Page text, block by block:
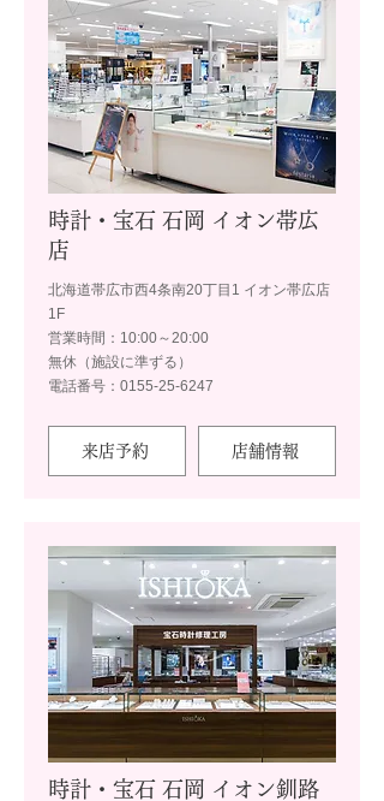
時計・宝石 石岡 イオン帯広
店
北海道帯広市西4条南20丁目1 イオン帯広店
1F
営業時間：10:00～20:00
無休（施設に準ずる）
電話番号：0155-25-6247
来店予約 店舗情報
時計・宝石 石岡 イオン釧路